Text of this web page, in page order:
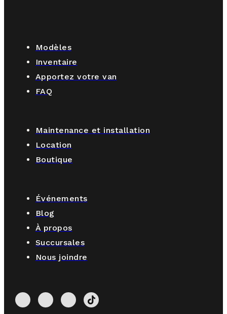
Modèles
Inventaire
Apportez votre van
FAQ
Maintenance et installation
Location
Boutique
Événements
Blog
À propos
Succursales
Nous joindre